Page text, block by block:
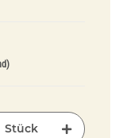
Stück